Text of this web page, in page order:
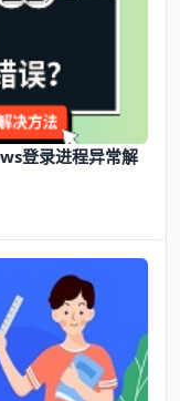
登录进程异常解